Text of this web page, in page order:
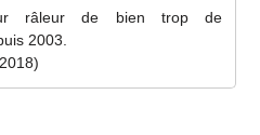
râleur de bien trop de
2003.